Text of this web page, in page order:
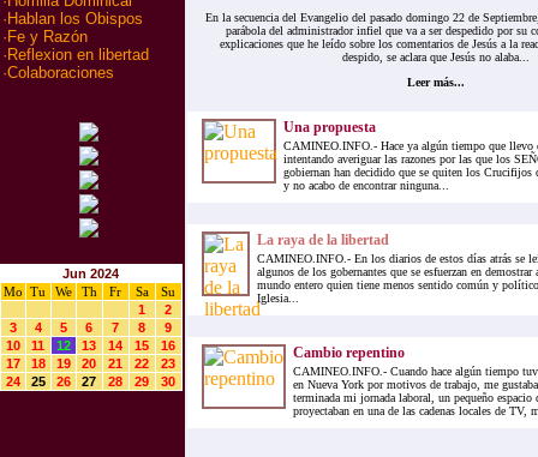
· Hablan los Obispos
· Fe y Razón
· Reflexion en libertad
·Colaboraciones
Jun 2024
Mo
Tu We Th Fr Sa
Su
1
2
3
4 5 6 7 8
9
10
11 12 13 14 15
16
17
18 19 20 21 22
23
24
25 26 27 28 29 30
En la secuencia del Evangelio del pasado domingo 22 de
parábola del administrador infiel que va a ser despedido por su
explicaciones que he leído sobre los comentarios de Jesús a la
despido, se aclara que Jesús no alaba...
Leer más...
Una propuesta
CAMINEO.INFO.- Hace ya algún tiempo que llevo
intentando averiguar las razones por las que los
gobiernan han decidido que se quiten los Crucifijos
y no acabo de encontrar ninguna...
La raya de la libertad
CAMINEO.INFO.- En los diarios de estos días atrás se
algunos de los gobernantes que se esfuerzan en
mundo entero quien tiene menos sentido común y
Iglesia...
Cambio repentino
CAMINEO.INFO.- Cuando hace algún tiempo
en Nueva York por motivos de trabajo, me
terminada mi jornada laboral, un pequeño espacio
proyectaban en una de las cadenas locales de TV,